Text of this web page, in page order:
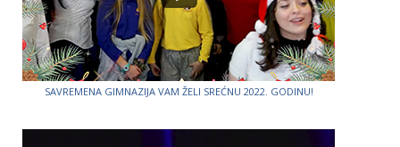
SAVREMENA GIMNAZIJA VAM ŽELI SREĆNU 2022. GODINU!